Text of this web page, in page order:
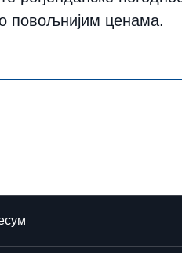
повољнијим ценама.